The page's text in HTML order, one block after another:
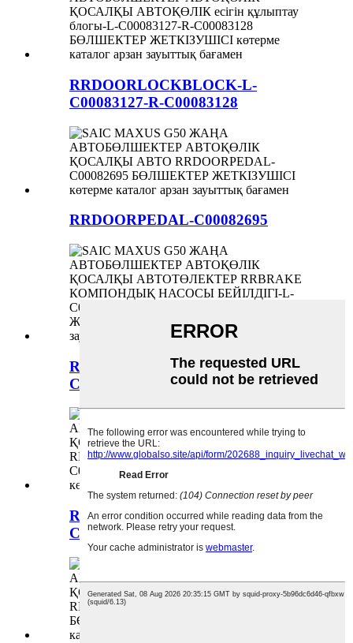
RRDOORLOCKBLOCK-L-
C00083127-R-C00083128
RRDOORPEDAL-C00082695
RRR BRAKESUMPBAFFLE-L-
C00081705-R-C00081706
RRBUMPERBACKET-L-
C00083340-R-C00083341